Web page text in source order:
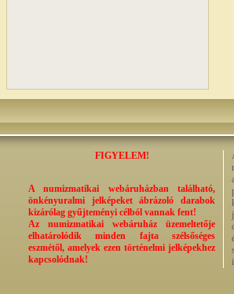
FIGYELEM!
A numizmatikai webáruházban található,
önkényuralmi jelképeket ábrázoló darabok
kizárólag gyűjteményi célból vannak fent!
Az numizmatikai webáruház üzemeltetője
elhatárolódik minden fajta szélsőséges
eszmétől, amelyek ezen történelmi jelképekhez
kapcsolódnak!